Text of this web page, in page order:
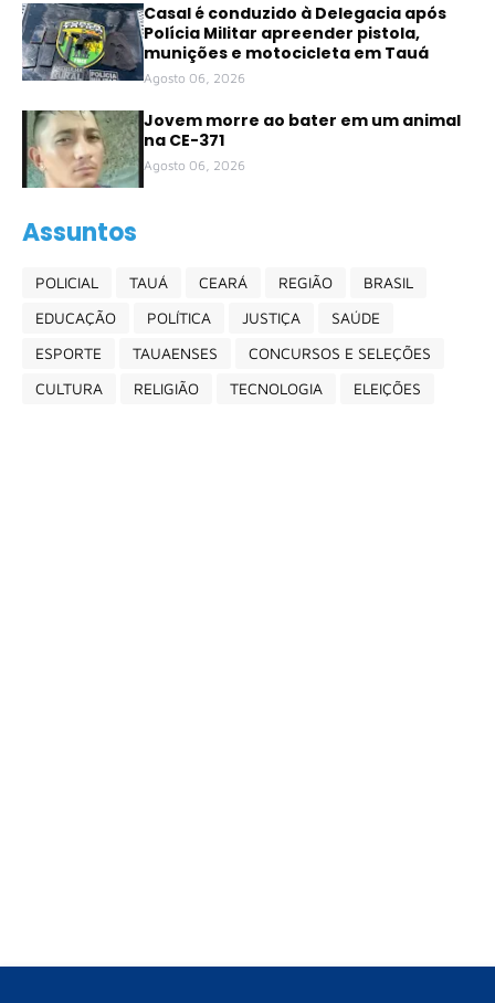
Casal é conduzido à Delegacia após
Polícia Militar apreender pistola,
munições e motocicleta em Tauá
Agosto 06, 2026
Jovem morre ao bater em um animal
na CE-371
Agosto 06, 2026
Assuntos
POLICIAL TAUÁ CEARÁ REGIÃO
BRASIL
EDUCAÇÃO
POLÍTICA JUSTIÇA
SAÚDE
ESPORTE
TAUAENSES
CONCURSOS E SELEÇÕES
CULTURA
RELIGIÃO TECNOLOGIA ELEIÇÕES